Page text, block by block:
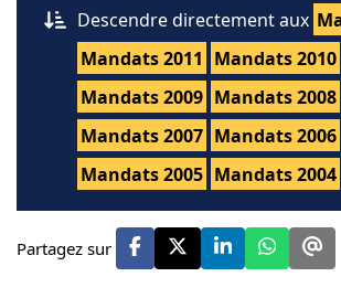
Descendre directement aux
Mandats 2011 Mandats 2010
Mandats 2009 Mandats 2008
Mandats 2007 Mandats 2006
Mandats 2005 Mandats 2004
Partagez sur